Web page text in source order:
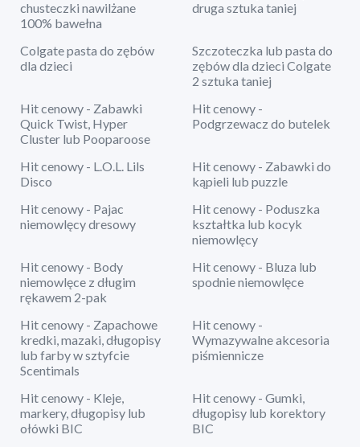
chusteczki nawilżane
100% bawełna
druga sztuka taniej
Colgate pasta do zębów
dla dzieci
Szczoteczka lub pasta do
zębów dla dzieci Colgate
2 sztuka taniej
Hit cenowy - Zabawki
Quick Twist, Hyper
Cluster lub Pooparoose
Hit cenowy -
Podgrzewacz do butelek
Hit cenowy - L.O.L. Lils
Disco
Hit cenowy - Zabawki do
kąpieli lub puzzle
Hit cenowy - Pajac
niemowlęcy dresowy
Hit cenowy - Poduszka
kształtka lub kocyk
niemowlęcy
Hit cenowy - Body
niemowlęce z długim
rękawem 2-pak
Hit cenowy - Bluza lub
spodnie niemowlęce
Hit cenowy - Zapachowe
kredki, mazaki, długopisy
lub farby w sztyfcie
Scentimals
Hit cenowy -
Wymazywalne akcesoria
piśmiennicze
Hit cenowy - Kleje,
markery, długopisy lub
ołówki BIC
Hit cenowy - Gumki,
długopisy lub korektory
BIC